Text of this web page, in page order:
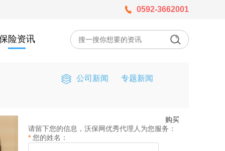
0592-3662001
险资讯
公司新闻 专题新闻
购买
请留下您的信息，沃保网优秀代理人为您服务：
*您的姓名：